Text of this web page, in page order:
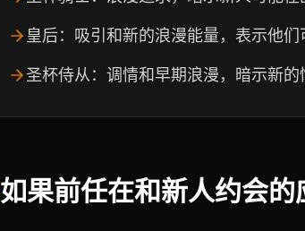
皇后：吸引和新的浪漫能量，表示他
圣杯侍从：调情和早期浪漫，暗示新的
如果前任在和新人约会的